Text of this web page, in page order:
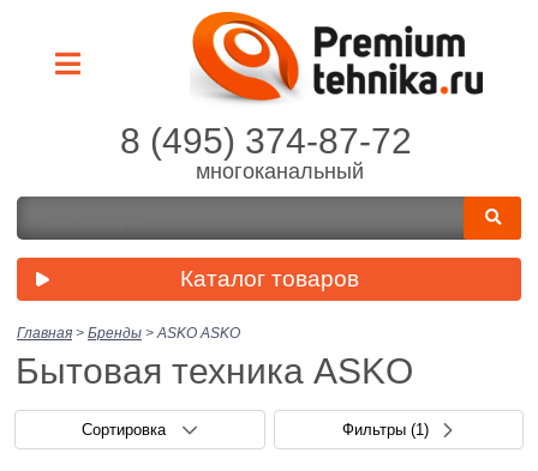
8 (495) 374-87-72
многоканальный
Каталог товаров
Главная > Бренды >ASKOASKO
Бытовая техника ASKO
Сортировка Фильтры (1)